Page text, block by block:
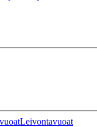
Leivontavuoat